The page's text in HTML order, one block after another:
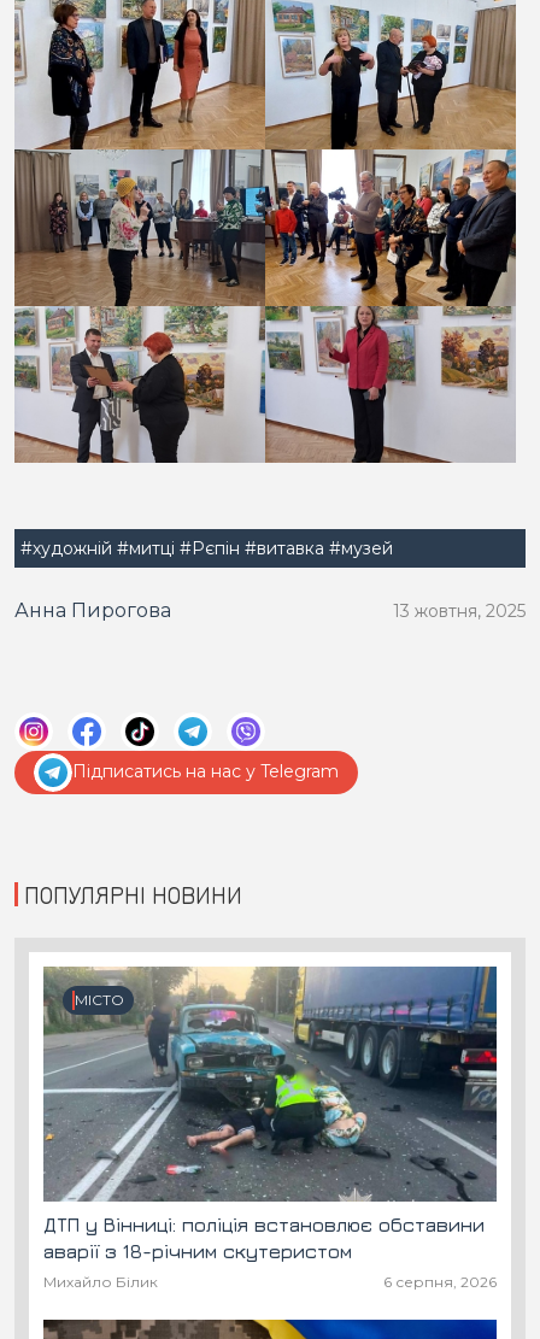
#художній #митці #Рєпін #витавка #музей
Анна Пирогова 13 жовтня, 2025
Підписатись на нас у Telegram
ПОПУЛЯРНІ НОВИНИ
МІСТО
ДТП у Вінниці: поліція встановлює обставини
аварії з 18-річним скутеристом
Михайло Білик 6 серпня, 2026